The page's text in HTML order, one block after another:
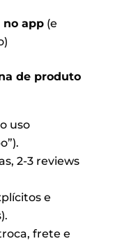
no app(e
de produto
uso
2-3 reviews
e
frete e